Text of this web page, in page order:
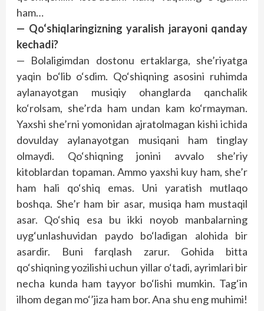
ham…
— Qo‘shiqlaringizning yaralish jarayoni qanday
kechadi?
— Bolaligimdan dostonu ertaklarga, she’riyatga
yaqin bo‘lib o‘sdim. Qo‘shiqning asosini ruhimda
aylanayotgan musiqiy ohanglarda qanchalik
ko‘rolsam, she’rda ham undan kam ko‘rmayman.
Yaxshi she’rni yomonidan ajratolmagan kishi ichida
dovulday aylanayotgan musiqani ham tinglay
olmaydi. Qo‘shiqning jonini avvalo she’riy
kitoblardan topaman. Ammo yaxshi kuy ham, she’r
ham hali qo‘shiq emas. Uni yaratish mutlaqo
boshqa. She’r ham bir asar, musiqa ham mustaqil
asar. Qo‘shiq esa bu ikki noyob manbalarning
uyg‘unlashuvidan paydo bo‘ladigan alohida bir
asardir. Buni farqlash zarur. Gohida bitta
qo‘shiqning yozilishi uchun yillar o‘tadi, ayrimlari bir
necha kunda ham tayyor bo‘lishi mumkin. Tag‘in
ilhom degan mo‘’jiza ham bor. Ana shu eng muhimi!